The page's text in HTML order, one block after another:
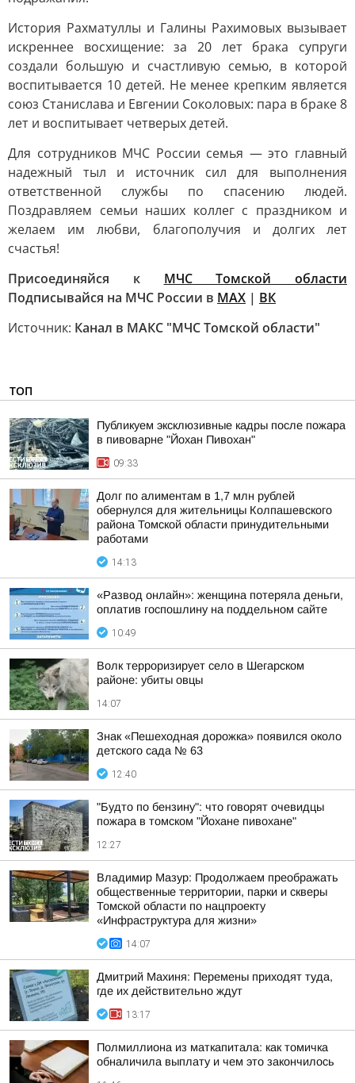
История Рахматуллы и Галины Рахимовых вызывает
искреннее восхищение: за 20 лет брака супруги
создали большую и счастливую семью, в которой
воспитывается 10 детей. Не менее крепким является
союз Станислава и Евгении Соколовых: пара в браке 8
лет и воспитывает четверых детей.
Для сотрудников МЧС России семья — это главный
надежный тыл и источник сил для выполнения
ответственной службы по спасению людей.
Поздравляем семьи наших коллег с праздником и
желаем им любви, благополучия и долгих лет
счастья!
Присоединяйся к МЧС Томской области
Подписывайся на МЧС России в MAX | ВК
Источник: Канал в МАКС "МЧС Томской области"
ТОП
Публикуем эксклюзивные кадры после пожара
в пивоварне "Йохан Пивохан"
09:33
Долг по алиментам в 1,7 млн рублей
обернулся для жительницы Колпашевского
района Томской области принудительными
работами
14:13
«Развод онлайн»: женщина потеряла деньги,
оплатив госпошлину на поддельном сайте
10:49
Волк терроризирует село в Шегарском
районе: убиты овцы
14:07
Знак «Пешеходная дорожка» появился около
детского сада № 63
12:40
"Будто по бензину": что говорят очевидцы
пожара в томском "Йохане пивохане"
12:27
Владимир Мазур: Продолжаем преображать
общественные территории, парки и скверы
Томской области по нацпроекту
«Инфраструктура для жизни»
14:07
Дмитрий Махиня: Перемены приходят туда,
где их действительно ждут
13:17
Полмиллиона из маткапитала: как томичка
обналичила выплату и чем это закончилось